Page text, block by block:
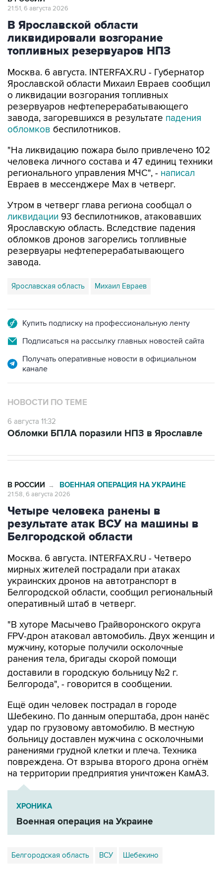
21:51, 6 августа 2026
В Ярославской области
ликвидировали возгорание
топливных резервуаров НПЗ
Москва. 6 августа. INTERFAX.RU - Губернатор
Ярославской области Михаил Евраев сообщил
о ликвидации возгорания топливных
резервуаров нефтеперерабатывающего
завода, загоревшихся в результате падения
обломков беспилотников.
"На ликвидацию пожара было привлечено 102
человека личного состава и 47 единиц техники
регионального управления МЧС", - написал
Евраев в мессенджере Мах в четверг.
Утром в четверг глава региона сообщал о
ликвидации 93 беспилотников, атаковавших
Ярославскую область. Вследствие падения
обломков дронов загорелись топливные
резервуары нефтеперерабатывающего
завода.
Ярославская область Михаил Евраев
Купить подписку на профессиональную ленту
Подписаться на рассылку главных новостей сайта
Получать оперативные новости в официальном
канале
НОВОСТИ ПО ТЕМЕ
6 августа 11:32
Обломки БПЛА поразили НПЗ в Ярославле
В РОССИИ → ВОЕННАЯ ОПЕРАЦИЯ НА УКРАИНЕ
21:58, 6 августа 2026
Четыре человека ранены в
результате атак ВСУ на машины в
Белгородской области
Москва. 6 августа. INTERFAX.RU - Четверо
мирных жителей пострадали при атаках
украинских дронов на автотранспорт в
Белгородской области, сообщил региональный
оперативный штаб в четверг.
"В хуторе Масычево Грайворонского округа
FPV-дрон атаковал автомобиль. Двух женщин и
мужчину, которые получили осколочные
ранения тела, бригады скорой помощи
доставили в городскую больницу №2 г.
Белгорода", - говорится в сообщении.
Ещё один человек пострадал в городе
Шебекино. По данным оперштаба, дрон нанёс
удар по грузовому автомобилю. В местную
больницу доставлен мужчина с осколочными
ранениями грудной клетки и плеча. Техника
повреждена. От взрыва второго дрона огнём
на территории предприятия уничтожен КамАЗ.
ХРОНИКА
Военная операция на Украине
Белгородская область ВСУ Шебекино